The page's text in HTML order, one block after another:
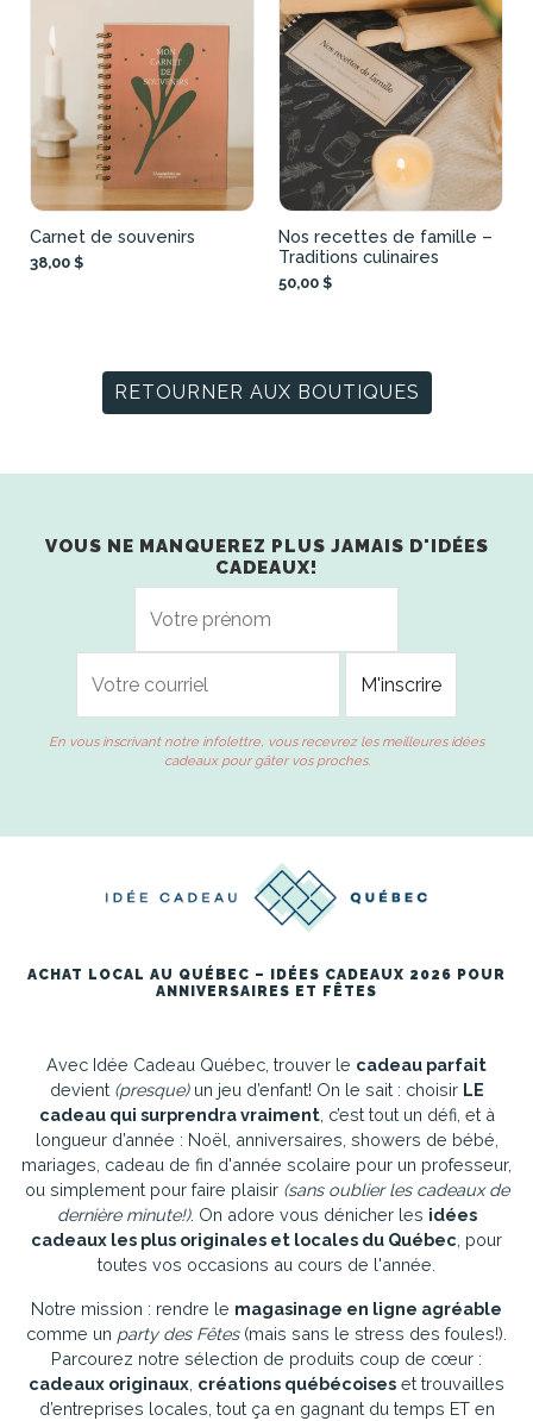
Carnet de souvenirs
38,00 $
Nos recettes de famille –
Traditions culinaires
50,00 $
RETOURNER AUX BOUTIQUES
VOUS NE MANQUEREZ PLUS JAMAIS D'IDÉES
CADEAUX!
En vous inscrivant notre infolettre, vous recevrez les meilleures idées
cadeaux pour gâter vos proches.
ACHAT LOCAL AU QUÉBEC – IDÉES CADEAUX 2026 POUR
ANNIVERSAIRES ET FÊTES
Avec Idée Cadeau Québec, trouver le cadeau parfait
devient (presque)un jeu d’enfant! On le sait : choisir LE
cadeau qui surprendra vraiment, c’est tout un défi, et à
longueur d’année : Noël, anniversaires, showers de bébé,
mariages, cadeau de fin d'année scolaire pour un professeur,
ou simplement pour faire plaisir (sans oublier les cadeaux de
dernière minute!). On adore vous dénicher les idées
cadeaux les plus originales et locales du Québec , pour
toutes vos occasions au cours de l'année.
Notre mission : rendre le magasinage en ligne agréable
comme un party des Fêtes(mais sans le stress des foules!).
Parcourez notre sélection de produits coup de cœur :
cadeaux originaux créations québécoises et trouvailles
d’entreprises locales, tout ça en gagnant du temps ET en